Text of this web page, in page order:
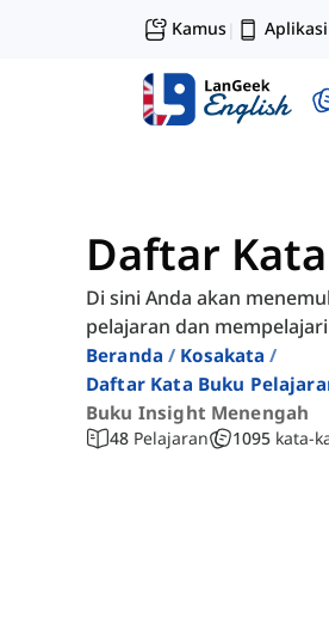
Kamus|
Daftar
Di sini Anda akan
pelajaran dan
Beranda
Kosakata
Daftar Kata Buku
Buku Insight Menengah
48 Pelajaran 1095 kata-